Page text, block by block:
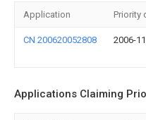
Application Priority
CN 200620052808 2006-
Applications Claiming